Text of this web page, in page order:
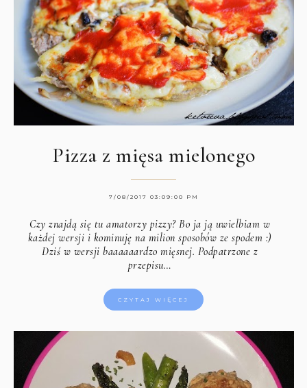
Pizza z mięsa mielonego
7/08/2017 03:09:00 PM
Czy znajdą się tu amatorzy pizzy? Bo ja ją uwielbiam w
każdej wersji i kominuję na milion sposobów ze spodem :)
Dziś w wersji baaaaaardzo mięsnej. Podpatrzone z
przepisu…
CZYTAJ WIĘCEJ